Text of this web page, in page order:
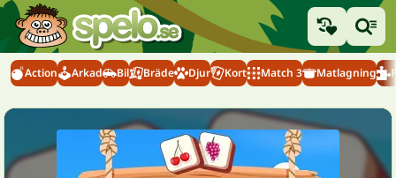
Action Arkad Bil Bräde Djur Kort Match 3 Matlagning